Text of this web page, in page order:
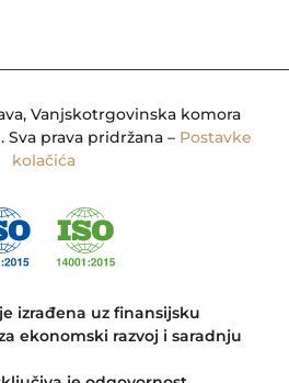
Vanjskotrgovinska komora
prava pridržana – Postavke
kolačića
izrađena uz finansijsku
ekonomski razvoj i saradnju